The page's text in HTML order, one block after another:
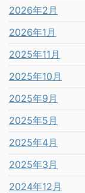
2026年2月
2026年1月
2025年11月
2025年10月
2025年9月
2025年5月
2025年4月
2025年3月
2024年12月